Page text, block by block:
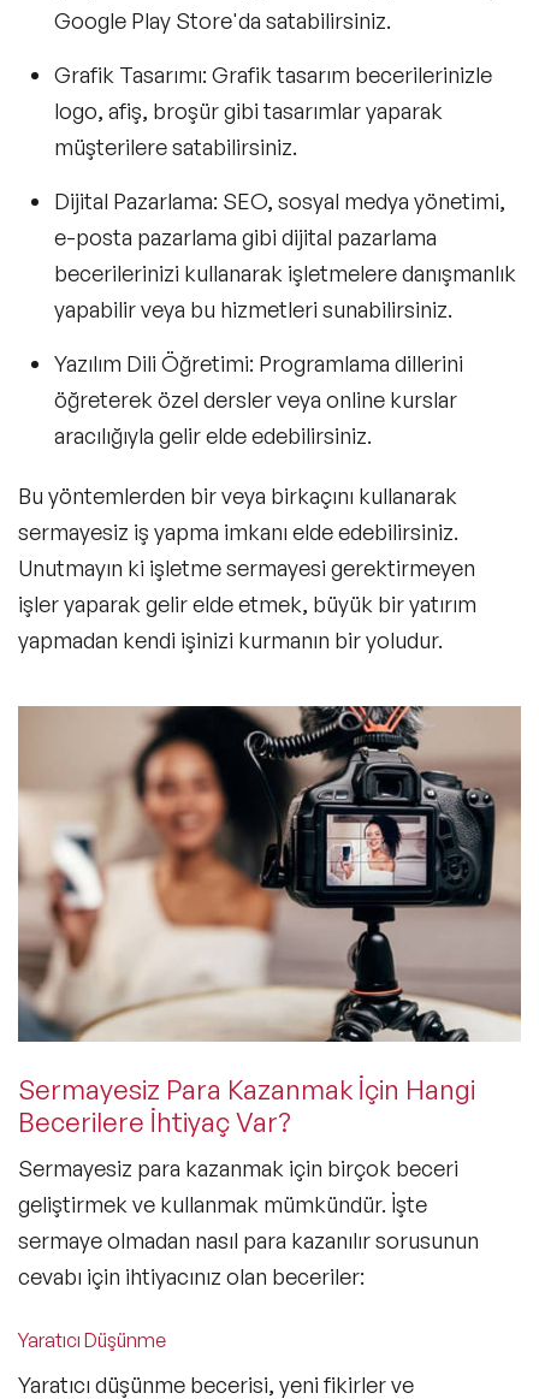
Google Play Store'da satabilirsiniz.
Grafik Tasarımı: Grafik tasarım becerilerinizle
logo, afiş, broşür gibi tasarımlar yaparak
müşterilere satabilirsiniz.
Dijital Pazarlama: SEO, sosyal medya yönetimi,
e-posta pazarlama gibi dijital pazarlama
becerilerinizi kullanarak işletmelere danışmanlık
yapabilir veya bu hizmetleri sunabilirsiniz.
Yazılım Dili Öğretimi: Programlama dillerini
öğreterek özel dersler veya online kurslar
aracılığıyla gelir elde edebilirsiniz.
Bu yöntemlerden bir veya birkaçını kullanarak
sermayesiz iş yapma imkanı elde edebilirsiniz.
Unutmayın ki işletme sermayesi gerektirmeyen
işler yaparak gelir elde etmek, büyük bir yatırım
yapmadan kendi işinizi kurmanın bir yoludur.
Sermayesiz Para Kazanmak İçin Hangi
Becerilere İhtiyaç Var?
Sermayesiz para kazanmak için birçok beceri
geliştirmek ve kullanmak mümkündür. İşte
sermaye olmadan nasıl para kazanılırsorusunun
cevabı için ihtiyacınız olan beceriler:
Yaratıcı Düşünme
Yaratıcı düşünme becerisi, yeni fikirler ve